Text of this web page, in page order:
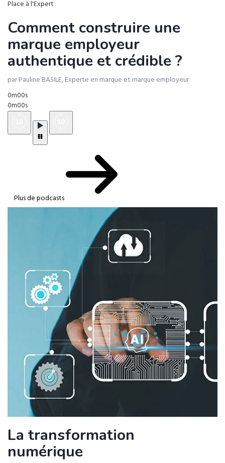
Place à l'Expert
Comment construire une
marque employeur
authentique et crédible ?
par Pauline BASILE, Experte en marque et marque employeur
0m00s
0m00s
Plus de podcasts
La transformation
numérique